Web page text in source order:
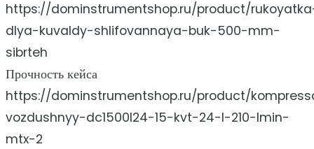
https://dominstrumentshop.ru/product/
dlya-kuvaldy-shlifovannaya-buk-500-mm-
sibrteh
Прочность кейса
https://dominstrumentshop.ru/product/
vozdushnyy-dc1500l24-15-kvt-24-l-210-lmin-
mtx-2